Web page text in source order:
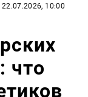
22.07.2026, 10:00
что